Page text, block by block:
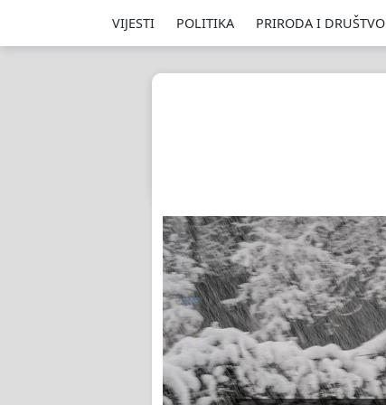
VIJESTI POLITIKA PRIRODA I DRUŠTVO